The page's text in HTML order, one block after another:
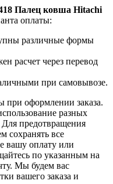
Палец ковша Hitachi
оплаты:
различные формы
расчет через перевод
при самовывозе.
при оформлении заказа.
разных
Для предотвращения
сохранять все
вашу оплату или
по указанным на
Мы будем вас
вашего заказа и